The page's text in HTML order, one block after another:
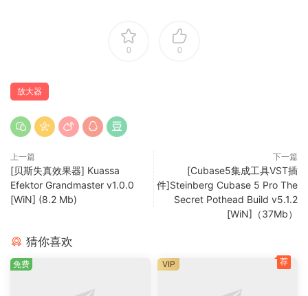
live performance. Create preset within minutes, plug any
midi pedal controller and set the midi channels quickly and
glitch/popping.
Amplifikation 360 is a PLAYGROUND for our users, our
fans to unify and heighten your already great experience
to a new level with our products.
Key Features:
Free routing with unlimited device.
Every Amplifikation and Efektor you owned automatically
registered.
All features from all Kuassa plug-ins on a single interface.
Assignable MIDI control.
0 0
放大器
上一篇
[贝斯失真效果器] Kuassa
Efektor Grandmaster v1.0.0
[WiN] (8.2 Mb)
下一篇
[Cubase5集成工具VST插
件]Steinberg Cubase 5 Pro The
Secret Pothead Build v5.1.2
[WiN]（37Mb）
猜你喜欢
免费 VIP 荐